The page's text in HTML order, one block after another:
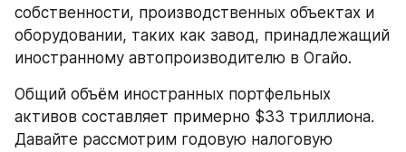
собственности, производственных объектах и
оборудовании, таких как завод, принадлежащий
иностранному автопроизводителю в Огайо.
Общий объём иностранных портфельных
активов составляет примерно $33 триллиона.
Давайте рассмотрим годовую налоговую